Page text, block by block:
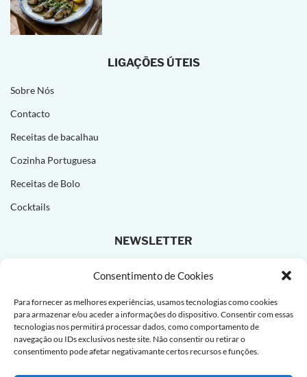
Consentimento de Cookies
Para fornecer as melhores experiências, usamos tecnologias como cookies
para armazenar e/ou aceder a informações do dispositivo. Consentir com essas
tecnologias nos permitirá processar dados, como comportamento de
navegação ou IDs exclusivos neste site. Não consentir ou retirar o
consentimento pode afetar negativamante certos recursos e funções.
LIGAÇÕES ÚTEIS
Sobre Nós
Contacto
Receitas de bacalhau
Cozinha Portuguesa
Receitas de Bolo
Cocktails
NEWSLETTER
Subscreva e receba novas receitas todas as semanas!